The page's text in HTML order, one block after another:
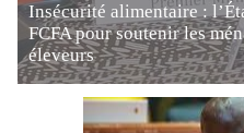
Insécurité alimentaire :
FCFA pour soutenir les
éleveurs